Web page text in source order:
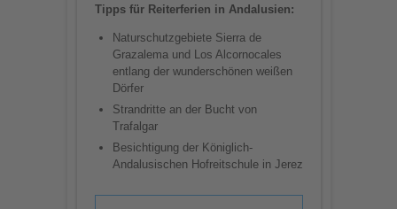
Tipps für Reiterferien in Andalusien:
Naturschutzgebiete Sierra de
Grazalema und Los Alcornocales
entlang der wunderschönen weißen
Dörfer
Strandritte an der Bucht von
Trafalgar
Besichtigung der Königlich-
Andalusischen Hofreitschule in Jerez